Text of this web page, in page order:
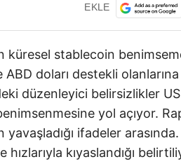
EKLE
küresel stablecoin
doları destekli
düzenleyici belirsizlikler
yol açıyor.
yavaşladığı ifadeler
kıyaslandığı